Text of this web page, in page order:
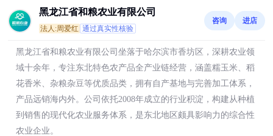
黑龙江省和粮农业有限公司
法人:周爱红 通过真实性核验
咨询 进店
黑龙江省和粮农业有限公司坐落于哈尔滨市香坊区，深耕农业领
域十余年，专注东北特色农产品全产业链经营，涵盖糯玉米、稻
花香米、杂粮杂豆等优质品类，拥有自产基地与完善加工体系，
产品远销海内外。公司依托2008年成立的行业积淀，构建从种植
到销售的现代化农业服务体系，是东北地区颇具影响力的综合性
农业企业。